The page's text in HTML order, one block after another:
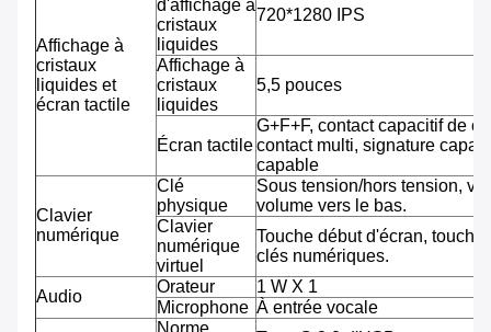
Affichage à
cristaux
liquides et
écran tactile
d'affichage à
cristaux
liquides
720*1280 IPS
Affichage à
cristaux
liquides
5,5 pouces
Écran tactile
G+F+F, contact capacitif de
contact multi, signature
capable
Clavier
numérique
Clé
physique
Sous tension/hors tension,
volume vers le bas.
Clavier
numérique
virtuel
Touche début d'écran, touche
clés numériques.
Audio
Orateur
1 W X 1
Microphone À entrée vocale